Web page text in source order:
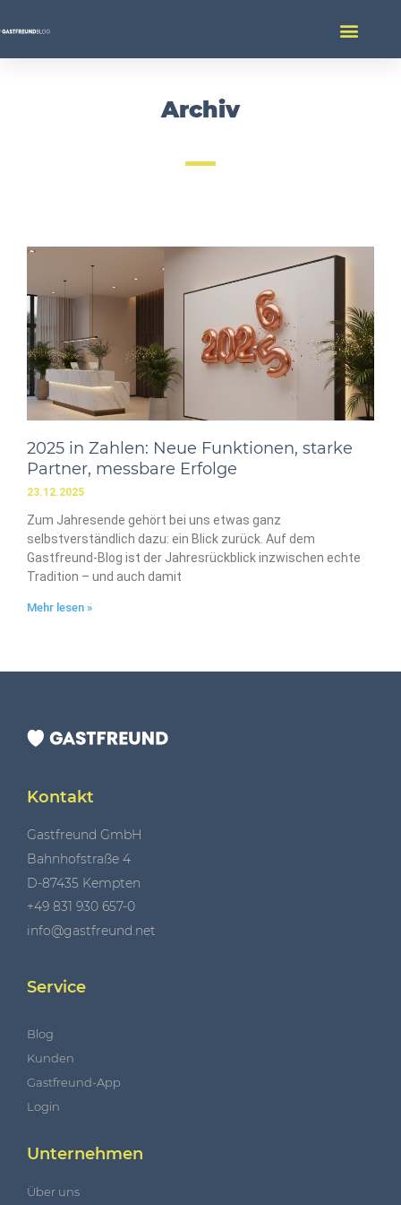
Archiv
2025 in Zahlen: Neue Funktionen, starke
Partner, messbare Erfolge
23.12.2025
Zum Jahresende gehört bei uns etwas ganz
selbstverständlich dazu: ein Blick zurück. Auf dem
Gastfreund-Blog ist der Jahresrückblick inzwischen echte
Tradition – und auch damit
Mehr lesen »
Kontakt
Gastfreund GmbH
Bahnhofstraße 4
D-87435 Kempten
+49 831 930 657-0
info@gastfreund.net
Service
Blog
Kunden
Gastfreund-App
Login
Unternehmen
Über uns